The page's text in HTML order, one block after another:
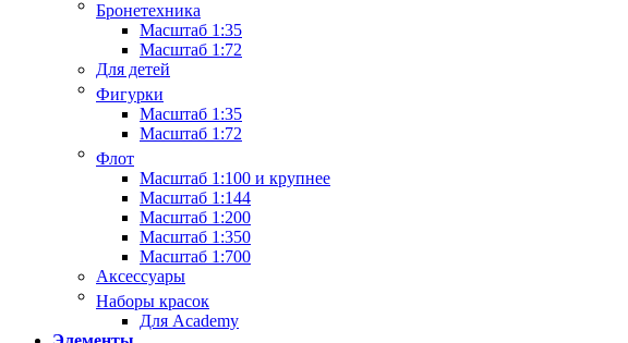
Бронетехника
Масштаб 1:35
Масштаб 1:72
Для детей
Фигурки
Масштаб 1:35
Масштаб 1:72
Флот
Масштаб 1:100 и крупнее
Масштаб 1:144
Масштаб 1:200
Масштаб 1:350
Масштаб 1:700
Аксессуары
Наборы красок
Для Academy